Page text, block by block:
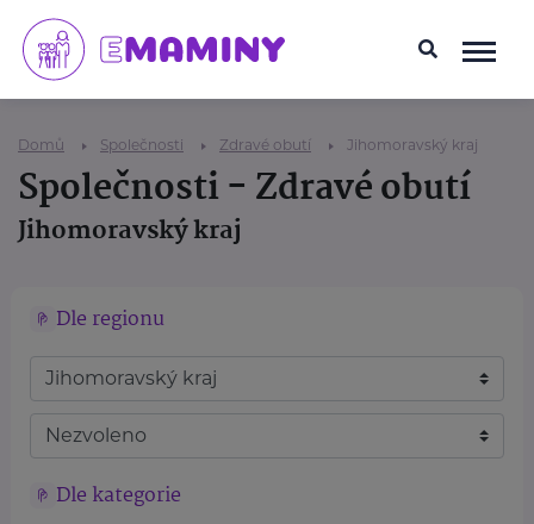
Domů Společnosti Zdravé obutí Jihomoravský kraj
Společnosti - Zdravé obutí
Jihomoravský kraj
Dle regionu
Dle kategorie